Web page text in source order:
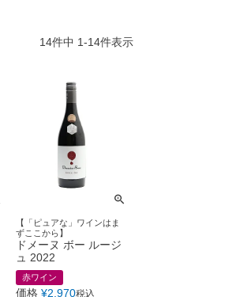
14件中 1-14件表示
【「ピュアな」ワインはま
ずここから】
ドメーヌ ボー ルージ
ュ 2022
赤ワイン
価格 ¥2,970税込